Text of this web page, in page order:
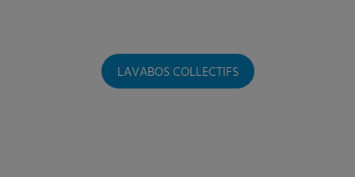
LAVABOS COLLECTIFS